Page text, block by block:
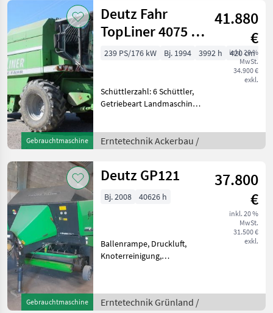
Strohhäcksler Der DE
Gebrauchtmaschine
Deutz Fahr
TopLiner 4075 H
mit Schneidwerk
41.880
€
inkl. 20 %
MwSt.
34.900 €
exkl.
239 PS/176 kW Bj. 1994 3992 h 420 cm
Schüttlerzahl: 6 Schüttler,
Getriebeart Landmaschine:
Klimaanlage, Strohhäcksler,
Schneidwerk Mähdrescher
Erntetechnik Ackerbau /
Gebrauchtmaschine
Deutz GP121
37.800
€
inkl. 20 %
MwSt.
31.500 €
exkl.
Bj. 2008 40626 h
Ballenrampe, Druckluft,
Knoterreinigung,
autom. Zentralschmierung
XXL Tandemachse
Erntetechnik Grünland /